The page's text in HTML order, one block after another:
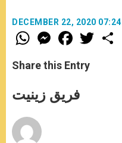
DECEMBER 22, 2020 07:24
W
h
t
s
p
p
M
e
s
e
g
e
F
a
e
b
o
k
T
w
Share this Entry
فريق زينيت